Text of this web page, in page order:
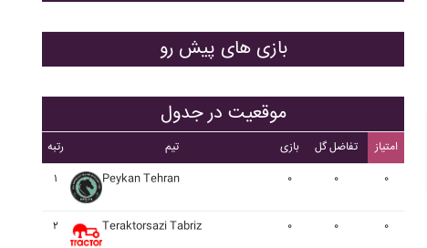
بازی های پیش رو
موقعیت در جدول
رتبه تیم بازی تفاضل گل
امتیاز
۱
Peykan Tehran ۰ ۰ ۰
۲ Teraktorsazi Tabriz ۰ ۰ ۰